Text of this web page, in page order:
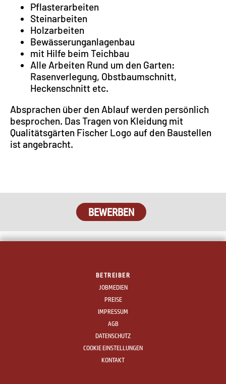
Pflasterarbeiten
Steinarbeiten
Holzarbeiten
Bewässerunganlagenbau
mit Hilfe beim Teichbau
Alle Arbeiten Rund um den Garten:
Rasenverlegung, Obstbaumschnitt,
Heckenschnitt etc.
Absprachen über den Ablauf werden persönlich
besprochen. Das Tragen von Kleidung mit
Qualitätsgärten Fischer Logo auf den Baustellen
ist angebracht.
BEWERBEN
BETREIBER
JOBMEDIEN
PREISE
IMPRESSUM
AGB
DATENSCHUTZ
COOKIE EINSTELLUNGEN
KONTAKT